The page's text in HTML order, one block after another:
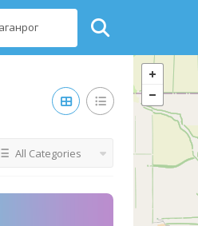
All Categories